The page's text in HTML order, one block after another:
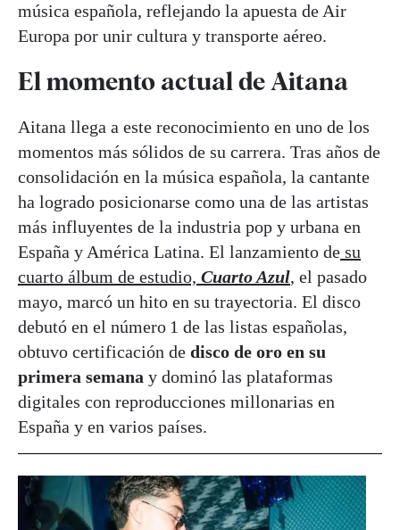
música española, reflejando la apuesta de Air
Europa por unir cultura y transporte aéreo.
El momento actual de Aitana
Aitana llega a este reconocimiento en uno de los
momentos más sólidos de su carrera. Tras años de
consolidación en la música española, la cantante
ha logrado posicionarse como una de las artistas
más influyentes de la industria pop y urbana en
España y América Latina. El lanzamiento de su
cuarto álbum de estudio, Cuarto Azul, el pasado
mayo, marcó un hito en su trayectoria. El disco
debutó en el número 1 de las listas españolas,
obtuvo certificación de disco de oro en su
primera semana y dominó las plataformas
digitales con reproducciones millonarias en
España y en varios países.